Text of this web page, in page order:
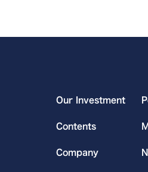
Our Investment
Contents
Company